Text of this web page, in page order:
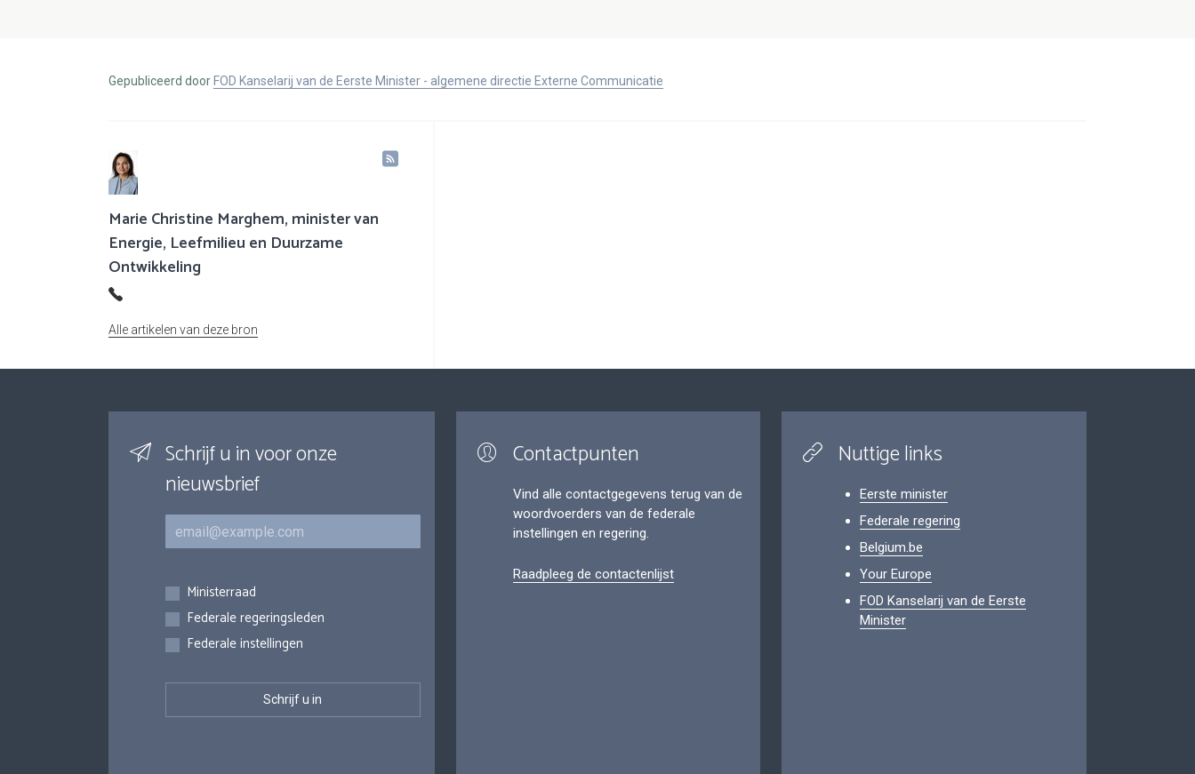
Gepubliceerd door FOD Kanselarij van de Eerste Minister - algemene directie Externe Communicatie
Marie Christine Marghem, minister van
Energie, Leefmilieu en Duurzame
Ontwikkeling
Alle artikelen van deze bron
Schrijf u in voor onze
nieuwsbrief
E-mail
Inschrijvingen
Ministerraad
Federale regeringsleden
Federale instellingen
Contactpunten
Vind alle contactgegevens terug van de
woordvoerders van de federale
instellingen en regering.
Raadpleeg de contactenlijst
Nuttige links
Eerste minister
Federale regering
Belgium.be
Your Europe
FOD Kanselarij van de Eerste
Minister